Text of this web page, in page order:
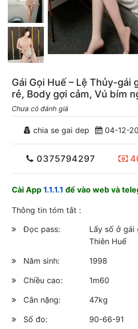
Gái Gọi Huế – Lệ Thủy-gái
rẻ, Body gợi cảm, Vú bím
Chưa có đánh giá
chia se gai dep 04-12-
0375794297
Cài App 1.1.1.1 để vào web và
Thông tin tóm tắt :
Đọc pass:
Lấy số ở gái
Thiên Huế
Năm sinh:
1998
Chiều cao:
1m60
Cân nặng:
47kg
Số đo:
90-66-91